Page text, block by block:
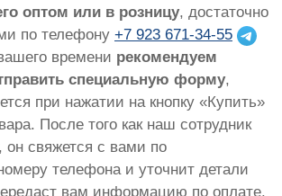
оптом или в розницу, достаточно
по телефону +7 923 671-34-55
времени рекомендуем
специальную форму,
при нажатии на кнопку «Купить»
После того как наш сотрудник
он свяжется с вами по
телефона и уточнит детали
вам информацию по оплате.